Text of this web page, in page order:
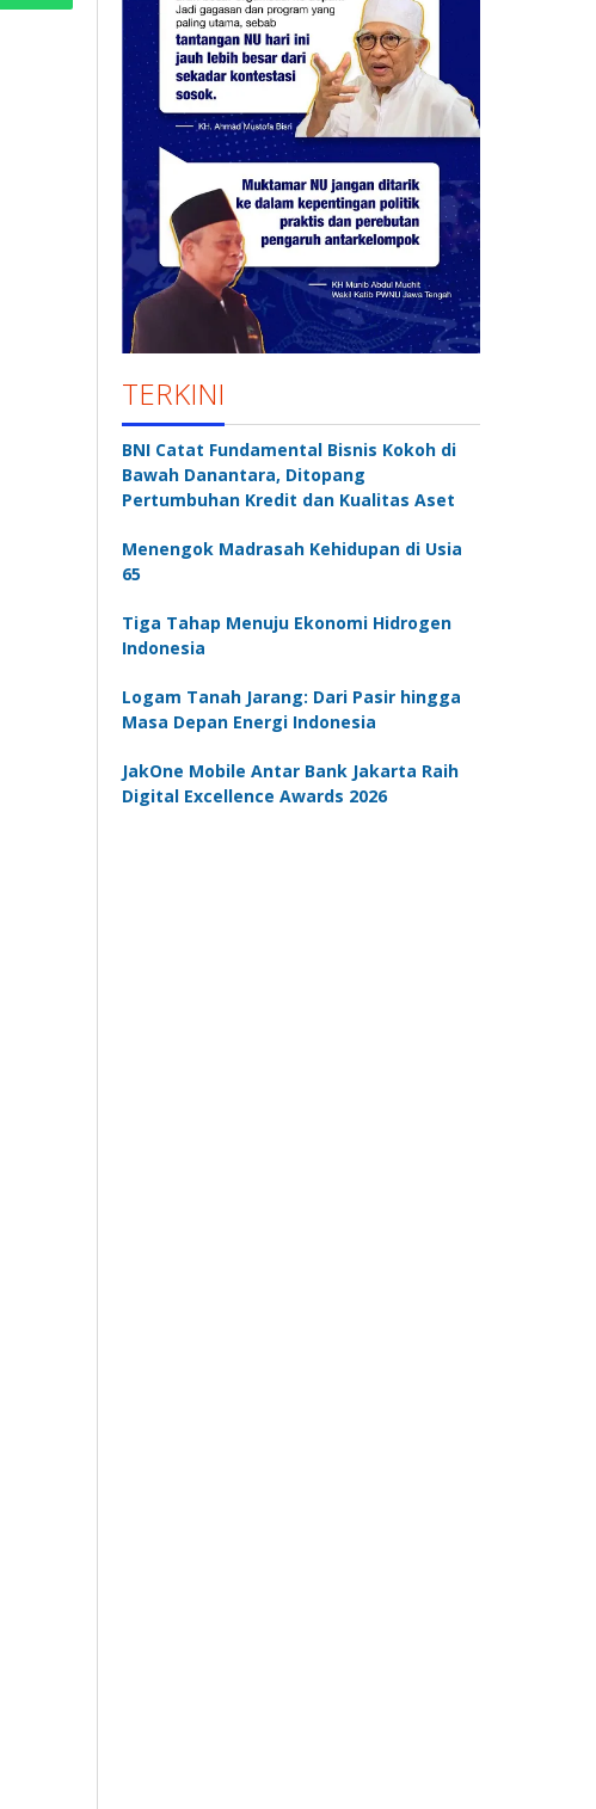
TERKINI
BNI Catat Fundamental Bisnis Kokoh di
Bawah Danantara, Ditopang
Pertumbuhan Kredit dan Kualitas Aset
Menengok Madrasah Kehidupan di Usia
65
Tiga Tahap Menuju Ekonomi Hidrogen
Indonesia
Logam Tanah Jarang: Dari Pasir hingga
Masa Depan Energi Indonesia
JakOne Mobile Antar Bank Jakarta Raih
Digital Excellence Awards 2026